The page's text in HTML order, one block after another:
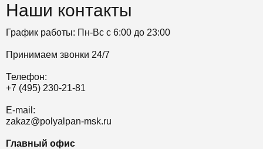
Наши контакты
График работы: Пн-Вс с 6:00 до 23:00
Принимаем звонки 24/7
Телефон:
+7 (495) 230-21-81
E-mail:
zakaz@polyalpan-msk.ru
Главный офис